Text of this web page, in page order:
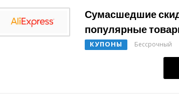
Сумасшедшие
популярные
КУПОНЫ Бессрочный